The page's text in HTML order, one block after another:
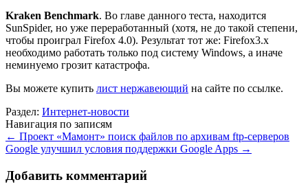
Kraken Benchmark. Во главе данного теста, находится
SunSpider, но уже переработанный (хотя, не до такой степени,
чтобы проиграл Firefox 4.0). Результат тот же: Firefox3.x
необходимо работать только под систему Windows, а иначе
неминуемо грозит катастрофа.
Вы можете купить лист нержавеющий на сайте по ссылке.
Раздел: Интернет-новости
Навигация по записям
← Проект «Мамонт» поиск файлов по архивам ftp-серверов
Google улучшил условия поддержки Google Apps →
Добавить комментарий